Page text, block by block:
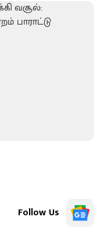
Follow Us